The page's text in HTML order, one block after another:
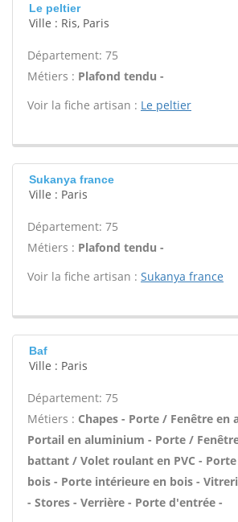
Le peltier
Ville : Ris, Paris
Département: 75
Métiers : Plafond tendu -
Voir la fiche artisan : Le peltier
Sukanya france
Ville : Paris
Département: 75
Métiers : Plafond tendu -
Voir la fiche artisan : Sukanya france
Baf
Ville : Paris
Département: 75
Métiers : Chapes - Porte / Fenêtre en
Portail en aluminium - Porte /
battant / Volet roulant en PVC -
bois - Porte intérieure en bois -
- Stores - Verrière - Porte d'entrée -